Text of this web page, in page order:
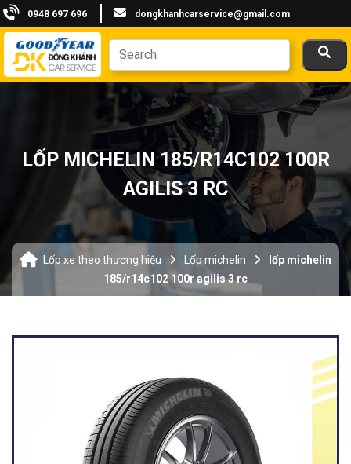
0948 697 696 dongkhanhcarservice@gmail.com
LỐP MICHELIN 185/R14C102 100R
AGILIS 3 RC
Lốp xe theo thương hiệu Lốp michelin
lốp michelin
185/r14c102 100r agilis 3 rc